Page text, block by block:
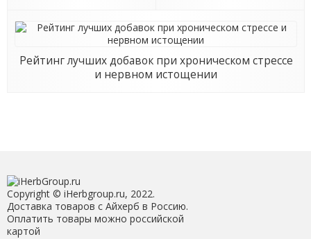
Рейтинг лучших добавок при хроническом стрессе
и нервном истощении
Copyright © iHerbgroup.ru, 2022.
Доставка товаров с Айхерб в Россию.
Оплатить товары можно российской
картой